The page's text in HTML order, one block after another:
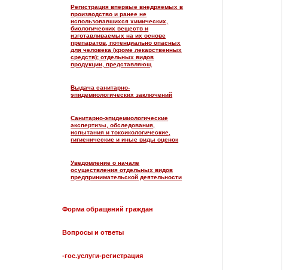
Регистрация впервые внедряемых в
производство и ранее не
использовавшихся химических,
биологических веществ и
изготавливаемых на их основе
препаратов, потенциально опасных
для человека (кроме лекарственных
средств); отдельных видов
продукции, представляющ
Выдача санитарно-
эпидемиологических заключений
Санитарно-эпидемиологические
экспертизы, обследования,
испытания и токсикологические,
гигиенические и иные виды оценок
Уведомление о начале
осуществления отдельных видов
предпринимательской деятельности
Форма обращений граждан
Вопросы и ответы
-гос.услуги-регистрация